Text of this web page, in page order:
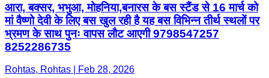
आरा, बक्सर, भभुआ, मोहनिया,बनारस के बस स्टैंड से 16 मार्च को
मां वैष्णो देवी के लिए बस खुल रही है यह बस विभिन्न तीर्थ स्थलों पर
भ्रमण के साथ पुनः वापस लौट आएगी 9798547257
8252286735
Rohtas, Rohtas | Feb 28, 2026